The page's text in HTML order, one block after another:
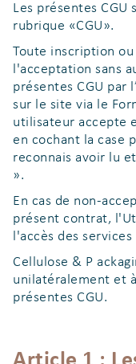
Les présentes CGU
rubrique «CGU».
Toute inscription
l'acceptation sans
présentes CGU par
sur le site via le
utilisateur accepte
en cochant la case
reconnais avoir lu
».
En cas de non-
présent contrat,
l'accès des
Cellulose & P
unilatéralement et
présentes CGU.